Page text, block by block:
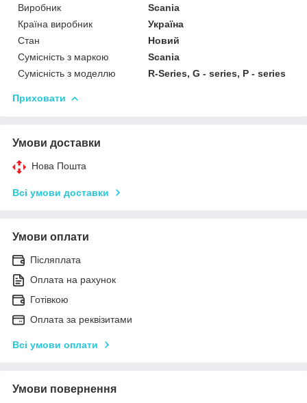
Виробник
Scania
Країна виробник
Україна
Стан
Новий
Сумісність з маркою
Scania
Сумісність з моделлю
R-Series, G - series, P - series
Приховати
Умови доставки
Нова Пошта
Всі умови доставки
Умови оплати
Післяплата
Оплата на рахунок
Готівкою
Оплата за реквізитами
Всі умови оплати
Умови повернення